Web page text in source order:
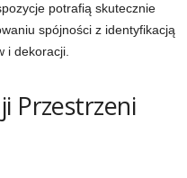
potrafią skutecznie
spójności z identyfikacją
i dekoracji.
Przestrzeni